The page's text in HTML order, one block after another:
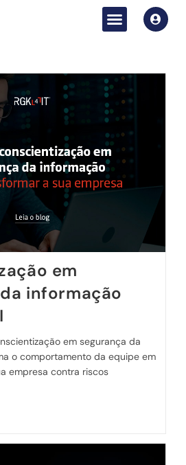
em
informação
em segurança da
o comportamento da equipe em
empresa contra riscos